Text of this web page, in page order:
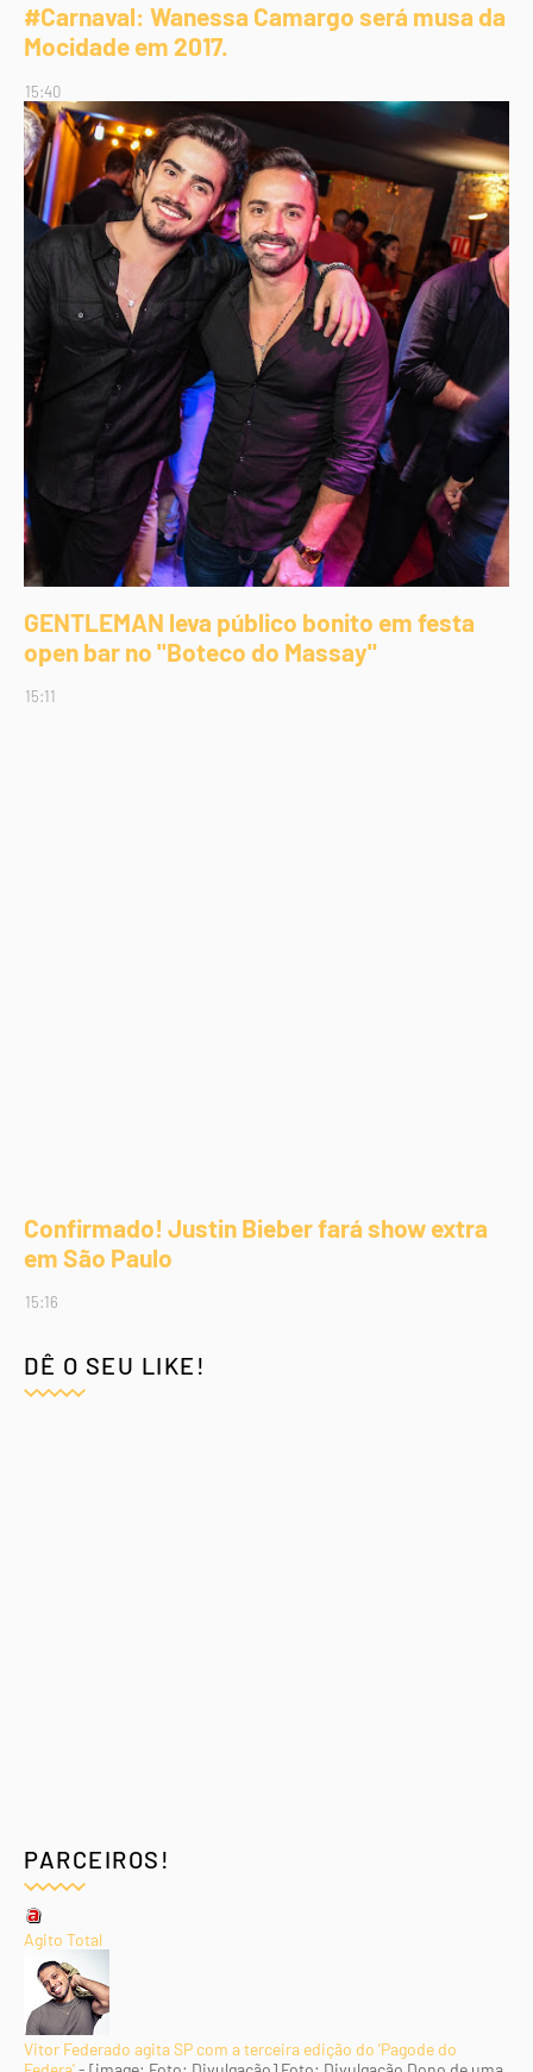
#Carnaval: Wanessa Camargo será musa da
Mocidade em 2017.
15:40
GENTLEMAN leva público bonito em festa
open bar no "Boteco do Massay"
15:11
Confirmado! Justin Bieber fará show extra
em São Paulo
15:16
DÊ O SEU LIKE!
PARCEIROS!
Agito Total
Vitor Federado agita SP com a terceira edição do 'Pagode do